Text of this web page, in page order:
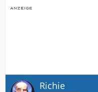
Richie